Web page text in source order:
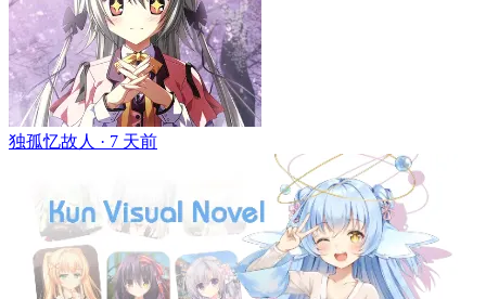
独孤忆故人 · 7 天前